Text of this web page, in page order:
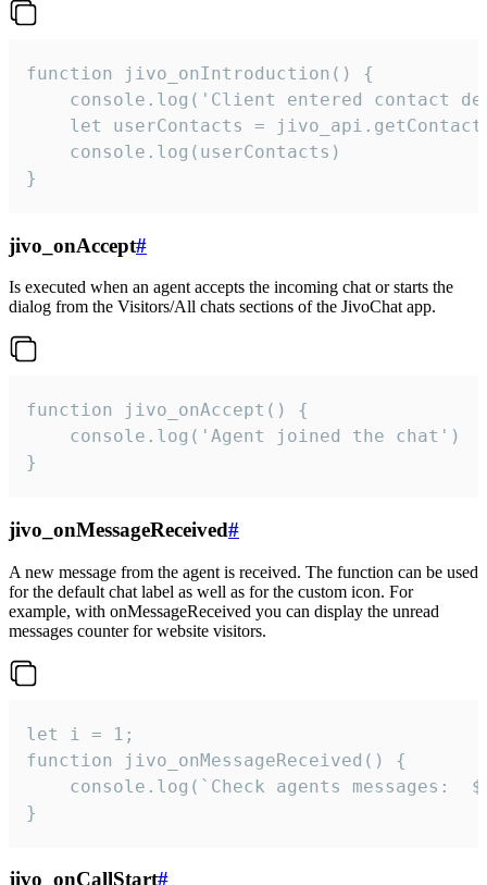
function jivo_onIntroduction() {
console.log('Client entered contact
let userContacts =
    console.log(userContacts)
}
jivo_onAccept#
Is executed when an agent accepts the incoming chat or starts the
dialog from the Visitors/All chats sections of the JivoChat app.
function jivo_onAccept() {
}
jivo_onMessageReceived#
A new message from the agent is received. The function can be used
for the default chat label as well as for the custom icon. For
example, with onMessageReceived you can display the unread
messages counter for website visitors.
let i = 1;
function jivo_onMessageReceived() {
}
jivo_onCallStart#